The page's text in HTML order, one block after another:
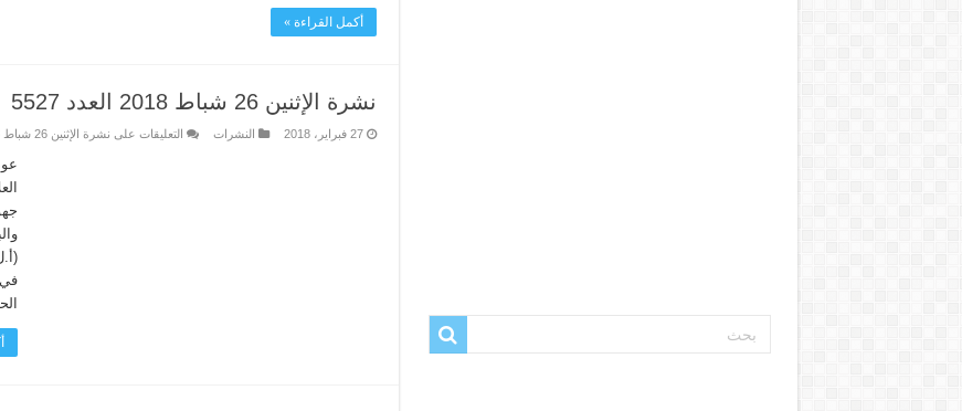
أكمل القراءة »
نشرة الإثنين 26 شباط 2018 العدد 5527
27 فبراير، 2018 النشرات التعليقات على نشرة الإثنين 26 شباط 2018 العدد 5527 مغلقة
في